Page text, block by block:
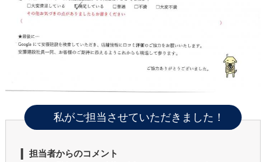
私がご担当させていただきました！
担当者からのコメント